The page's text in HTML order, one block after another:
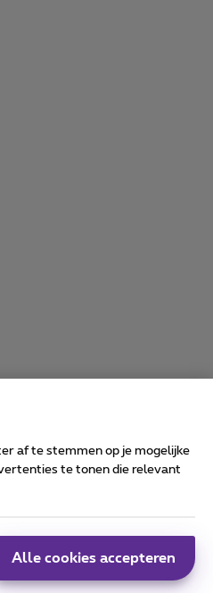
af te stemmen op je mogelijke
te tonen die relevant
Alle cookies accepteren